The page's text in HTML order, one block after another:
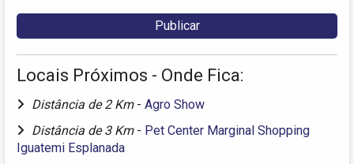
Locais Próximos - Onde Fica:
Distância de 2 Km - Agro Show
Distância de 3 Km - Pet Center Marginal Shopping
Iguatemi Esplanada